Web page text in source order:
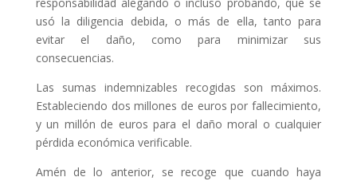
usó la diligencia debida, o más de ella, tanto para
evitar el daño, como para minimizar sus
consecuencias.
Las sumas indemnizables recogidas son máximos.
Estableciendo dos millones de euros por fallecimiento,
y un millón de euros para el daño moral o cualquier
pérdida económica verificable.
Amén de lo anterior, se recoge que cuando haya